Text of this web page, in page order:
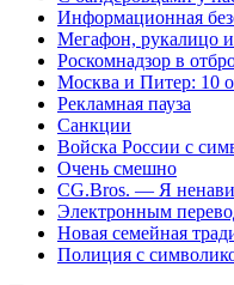
Информационная
Мегафон, рукалицо
Роскомнадзор в
Москва и Питер: 10
Рекламная пауза
Санкции
Войска России с
Очень смешно
CG.Bros. — Я
Электронным
Новая семейная
Полиция с